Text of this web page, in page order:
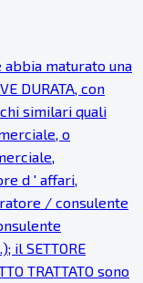
abbia maturato una
DURATA, con
similari quali
o
d ' affari,
/ consulente
il SETTORE
TRATTATO sono